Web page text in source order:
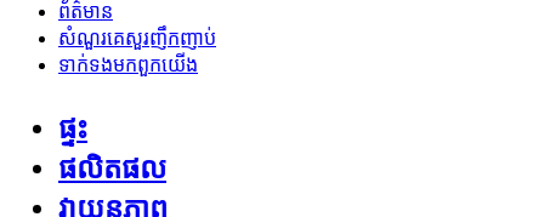
ព័ត៌មាន
សំណួរគេសួរញឹកញាប់
ទាក់ទង​មក​ពួក​យើង
ផ្ទះ
ផលិតផល
វាយនភាព